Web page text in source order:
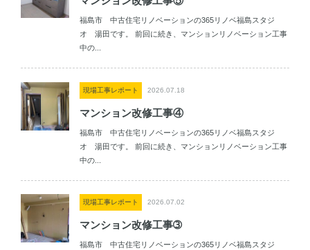
福島市 中古住宅リノベーションの365リノベ福島スタジ
オ 湯田です。 前回に続き、マンションリノベーション工事
中の...
現場工事レポート 2026.07.18
マンション改修工事④
福島市 中古住宅リノベーションの365リノベ福島スタジ
オ 湯田です。 前回に続き、マンションリノベーション工事
中の...
現場工事レポート 2026.07.02
マンション改修工事➂
福島市 中古住宅リノベーションの365リノベ福島スタジ